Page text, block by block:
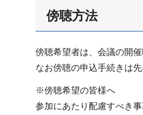
傍聴方法
傍聴希望者は、会議の開
なお傍聴の申込手続きは
※傍聴希望の皆様へ
参加にあたり配慮すべき